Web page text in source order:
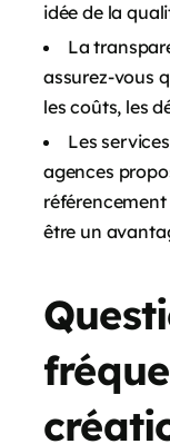
idée de la
La
assurez-vous
les coûts, les
Les
agences
être un